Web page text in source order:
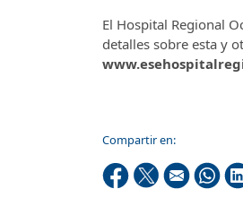
El Hospital Regional
detalles sobre esta y
Compartir en: